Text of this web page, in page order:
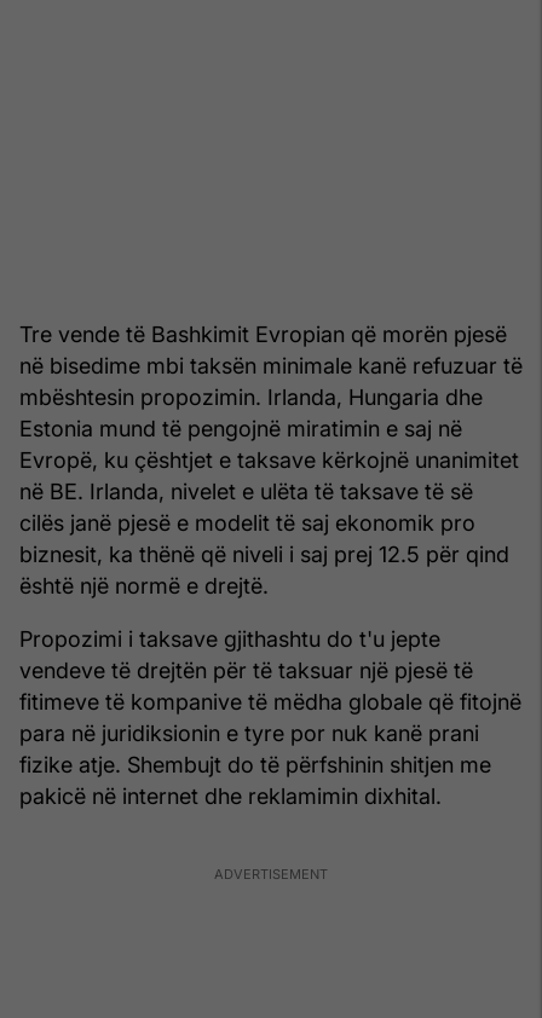
Tre vende të Bashkimit Evropian që morën pjesë
në bisedime mbi taksën minimale kanë refuzuar të
mbështesin propozimin. Irlanda, Hungaria dhe
Estonia mund të pengojnë miratimin e saj në
Evropë, ku çështjet e taksave kërkojnë unanimitet
në BE. Irlanda, nivelet e ulëta të taksave të së
cilës janë pjesë e modelit të saj ekonomik pro
biznesit, ka thënë që niveli i saj prej 12.5 për qind
është një normë e drejtë.
Propozimi i taksave gjithashtu do t'u jepte
vendeve të drejtën për të taksuar një pjesë të
fitimeve të kompanive të mëdha globale që fitojnë
para në juridiksionin e tyre por nuk kanë prani
fizike atje. Shembujt do të përfshinin shitjen me
pakicë në internet dhe reklamimin dixhital.